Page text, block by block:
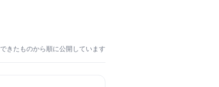
できたものから順に公開しています